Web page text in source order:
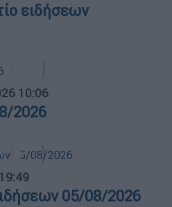
ειδήσεων
10:06
2026
05/08/2026